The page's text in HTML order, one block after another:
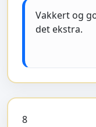
Vakkert og
det ekstra.
8